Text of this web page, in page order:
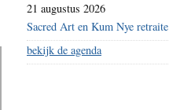
21 augustus 2026
Sacred Art en Kum Nye retraite
bekijk de agenda